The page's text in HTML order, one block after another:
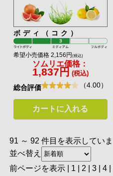
ボディ（コク）
希望小売価格 2,156円 (税込)
ソムリエ価格：
1,837円 (税込)
総合評価 （4.00）
カートに入れる
91 ～ 92 件目を表示していま
並べ替え
前ページを表示| 1| 2 3| 4|